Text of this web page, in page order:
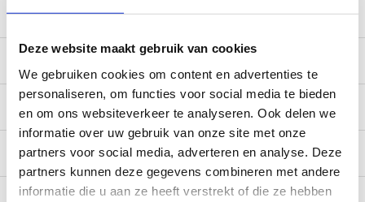
Deze website maakt gebruik van cookies
We gebruiken cookies om content en advertenties te
personaliseren, om functies voor social media te bieden
en om ons websiteverkeer te analyseren. Ook delen we
informatie over uw gebruik van onze site met onze
partners voor social media, adverteren en analyse. Deze
partners kunnen deze gegevens combineren met andere
informatie die u aan ze heeft verstrekt of die ze hebben
Specificaties
Reviews 0/10
Recent bekeken